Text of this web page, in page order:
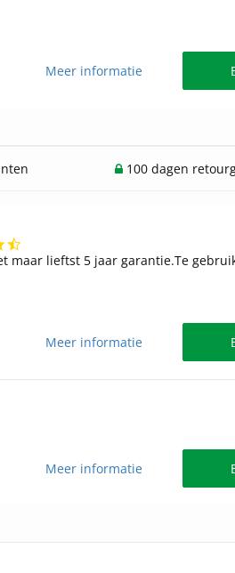
Meer informatie
100 dagen
star
maar lieftst 5 jaar garantie.Te
Meer informatie
Meer informatie